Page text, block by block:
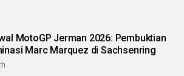
MotoGP Jerman 2026: Pembuktian
Marc Marquez di Sachsenring